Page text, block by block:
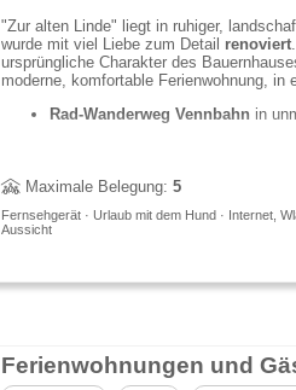
"Zur alten Linde" liegt in ruhiger,
wurde mit viel Liebe zum Detail renoviert
ursprüngliche Charakter des
moderne, komfortable Ferienwohnung, in
Rad-Wanderweg Vennbahn in
Maximale Belegung: 5
Fernsehgerät · Urlaub mit dem Hund · Internet,
Aussicht
Ferienwohnungen und